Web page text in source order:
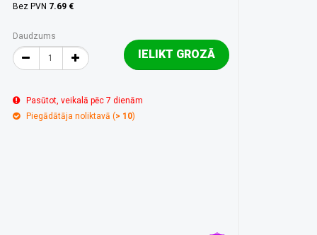
Bez PVN 7.69 €
Daudzums
IELIKT GROZĀ
Pasūtot, veikalā pēc 7 dienām
Piegādātāja noliktavā (> 10)